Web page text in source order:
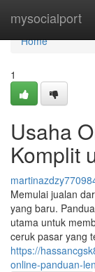
mysocialport
Home
Home
1
Usaha
Komplit
Memulai jualan
yang baru.
utama untuk
ceruk pasar yang
https://
online-panduan-